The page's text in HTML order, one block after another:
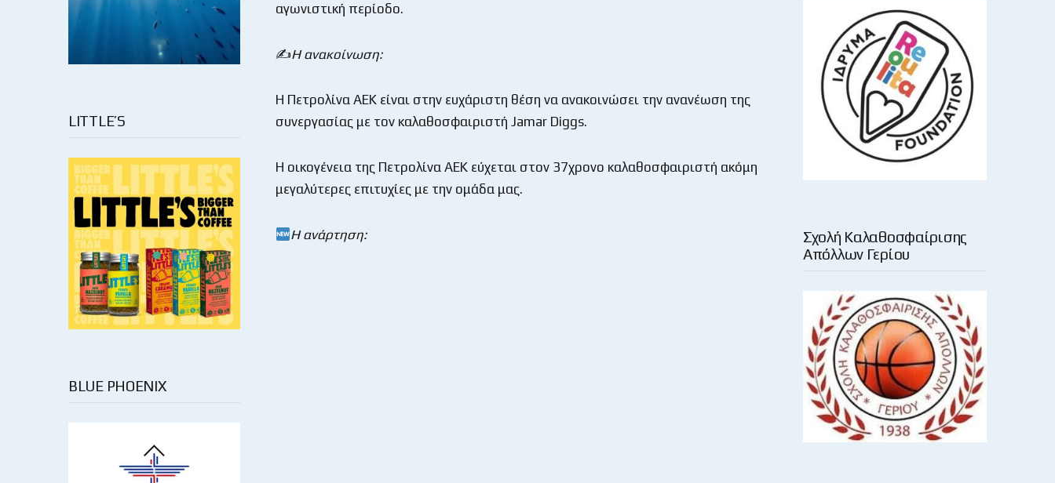
LITTLE’S
BLUE PHOENIX
αγωνιστική περίοδο.
✍️Η ανακοίνωση:
Η Πετρολίνα ΑΕΚ είναι στην ευχάριστη θέση να ανακοινώσει την ανανέωση της
συνεργασίας με τον καλαθοσφαιριστή Jamar Diggs.
Η οικογένεια της Πετρολίνα ΑΕΚ εύχεται στον 37χρονο καλαθοσφαιριστή ακόμη
μεγαλύτερες επιτυχίες με την ομάδα μας.
Η ανάρτηση:
Σχολή Καλαθοσφαίρισης
Απόλλων Γερίου